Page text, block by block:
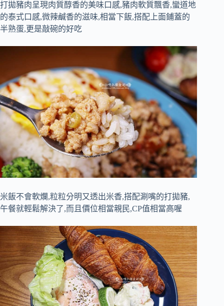
打拋豬肉呈現肉質醇香的美味口感,豬肉軟質飄香,蠻道地
的泰式口感,微辣鹹香的滋味,相當下飯,搭配上面鋪蓋的
半熟蛋,更是敲碗的好吃
米飯不會軟爛,粒粒分明又透出米香,搭配涮嘴的打拋豬,
午餐就輕鬆解決了,而且價位相當親民,CP值相當高喔